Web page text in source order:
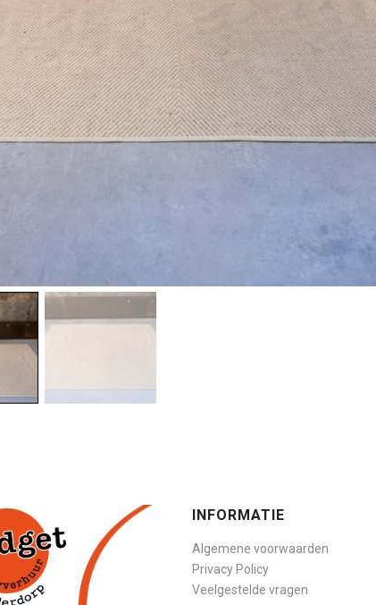
INFORMATIE
Algemene voorwaarden
Privacy Policy
Veelgestelde vragen